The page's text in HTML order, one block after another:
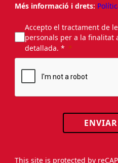
Més informació i drets:
Accepto el tractament de
personals per a la finalitat
detallada. *
ENVIAR
This site is protected by